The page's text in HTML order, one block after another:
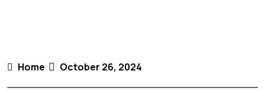
Home October 26, 2024